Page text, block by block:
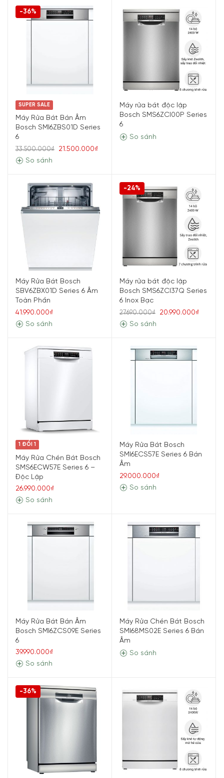
-36%
SUPER SALE
Máy Rửa Bát Bán Âm
Bosch SMI6ZBS01D Series
6
33.500.000₫
21.500.000₫
So sánh
Máy rửa bát độc lập
Bosch SMS6ZCI00P Series
6
So sánh
Máy Rửa Bát Bosch
SBV6ZBX01D Series 6 Âm
Toàn Phần
41.990.000₫
So sánh
-24%
Máy rửa bát độc lập
Bosch SMS6ZCI37Q Series
6 Inox Bạc
27.690.000₫
20.990.000₫
So sánh
1 ĐỔI 1
Máy Rửa Chén Bát Bosch
SMS6ECW57E Series 6 –
Độc Lập
26.990.000₫
So sánh
Máy Rửa Bát Bosch
SMI6ECS57E Series 6 Bán
Âm
29.000.000₫
So sánh
Máy Rửa Bát Bán Âm
Bosch SMI6ZCS09E Series
6
39.990.000₫
So sánh
Máy Rửa Chén Bát Bosch
SMI68MS02E Series 6 Bán
Âm
So sánh
-36%